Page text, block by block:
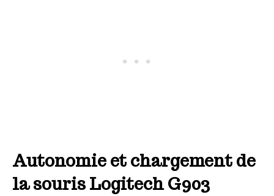
Autonomie et chargement de
la souris Logitech G903